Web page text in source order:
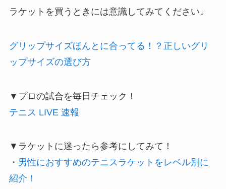
ラケットを買うときには意識してみてください↓
グリップサイズほんとに合ってる！？正しいグリ
ップサイズの選び方
▼プロの試合を毎日チェック！
テニス LIVE 速報
▼ラケットに迷ったら参考にしてみて！
・ 男性におすすめのテニスラケットをレベル別に
紹介！